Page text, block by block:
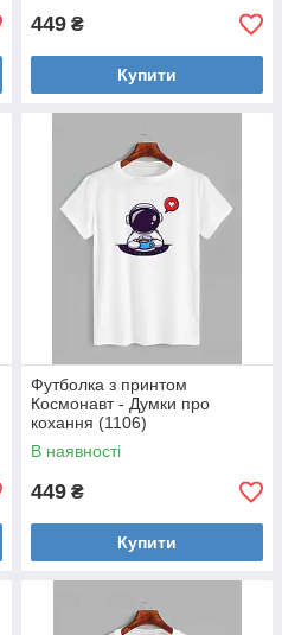
449 ₴
Купити
Футболка з принтом
Космонавт - Думки про
кохання (1106)
В наявності
449 ₴
Купити